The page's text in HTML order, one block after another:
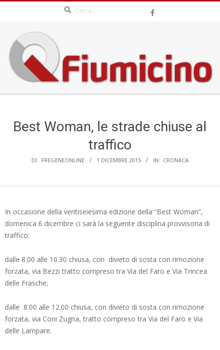
content
QFIUMICINO.COM
MenuBest Woman, le strade chiuse al
traffico
DI: FREGENEONLINE 1 DICEMBRE 2015 IN: CRONACA
In occasione della ventiseiesima edizione della “Best Woman”,
domenica 6 dicembre ci sarà la seguente disciplina provvisoria di
traffico:
dalle 8.00 alle 10.30 chiusa, con divieto di sosta con rimozione
forzata, via Bezzi tratto compreso tra Via del Faro e Via Trincea
delle Frasche;
dalle 8.00 alle 12.00 chiusa, con divieto di sosta con rimozione
forzata, via Coni Zugna, tratto compreso tra Via del Faro e Via
delle Lampare.